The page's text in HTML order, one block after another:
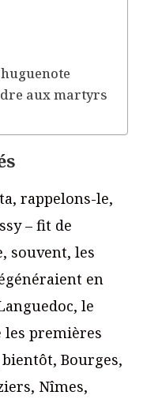
aux martyrs
rappelons-le,
– fit de
souvent, les
en
le
les premières
Bourges,
Nîmes,